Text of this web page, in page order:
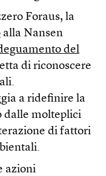
Foraus, la
alla Nansen
del
di riconoscere
a ridefinire la
dalle molteplici
di fattori
azioni